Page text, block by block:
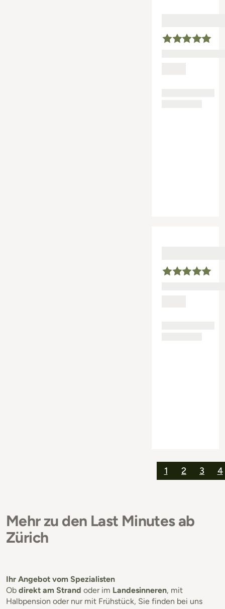
1 2 3 4
Mehr zu den Last Minutes ab
Zürich
Ihr Angebot vom Spezialisten
Ob direkt am Strand oder im Landesinneren, mit
Halbpension oder nur mit Frühstück, Sie finden bei uns